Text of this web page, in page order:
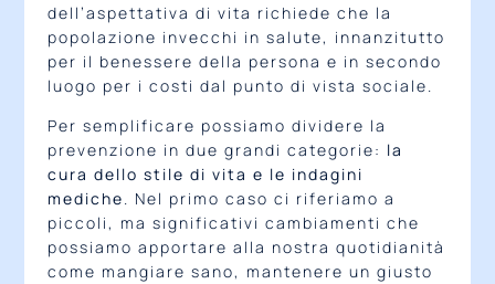
dell’aspettativa di vita richiede che la
popolazione invecchi in salute, innanzitutto
per il benessere della persona e in secondo
luogo per i costi dal punto di vista sociale.
Per semplificare possiamo dividere la
prevenzione in due grandi categorie: la
cura dello stile di vita e le indagini
mediche. Nel primo caso ci riferiamo a
piccoli, ma significativi cambiamenti che
possiamo apportare alla nostra quotidianità
come mangiare sano, mantenere un giusto